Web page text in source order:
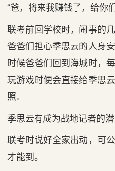
“爸，将来我赚钱了，给你
联考前回学校时，闹事的
爸爸们担心季思云的人身
时候爸爸们回到海城时，
玩游戏时便会直接给季思
照。
季思云有成为战地记者的
联考时说好全家出动，可
才能到。